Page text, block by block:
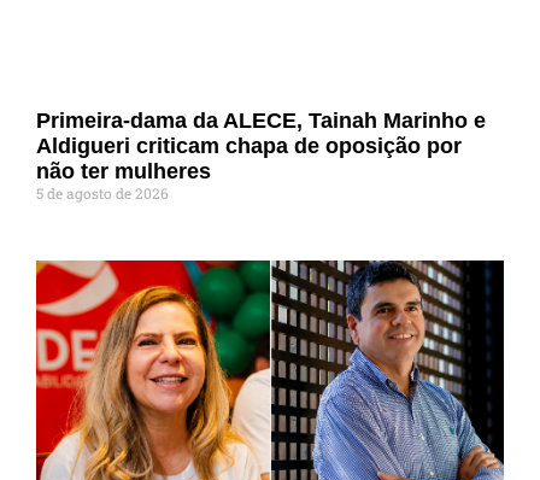
Primeira-dama da ALECE, Tainah Marinho e
Aldigueri criticam chapa de oposição por
não ter mulheres
5 de agosto de 2026